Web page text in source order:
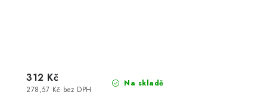
Na skladě
278,57 Kč bez DPH
312 Kč